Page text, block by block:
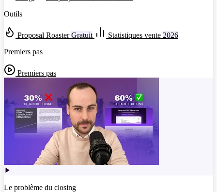
Outils
Proposal Roaster Gratuit Statistiques vente 2026
Premiers pas
Premiers pas
Le problème du closing